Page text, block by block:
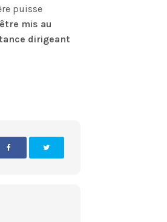
puisse
être mis au
dirigeant